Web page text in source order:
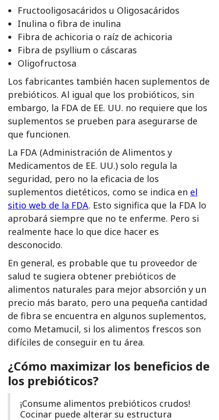
Fructooligosacáridos u Oligosacáridos
Inulina o fibra de inulina
Fibra de achicoria o raíz de achicoria
Fibra de psyllium o cáscaras
Oligofructosa
Los fabricantes también hacen suplementos de
prebióticos. Al igual que los probióticos, sin
embargo, la FDA de EE. UU. no requiere que los
suplementos se prueben para asegurarse de
que funcionen.
La FDA (Administración de Alimentos y
Medicamentos de EE. UU.) solo regula la
seguridad, pero no la eficacia de los
suplementos dietéticos, como se indica en el
sitio web de la FDA. Esto significa que la FDA lo
aprobará siempre que no te enferme. Pero si
realmente hace lo que dice hacer es
desconocido.
En general, es probable que tu proveedor de
salud te sugiera obtener prebióticos de
alimentos naturales para mejor absorción y un
precio más barato, pero una pequeña cantidad
de fibra se encuentra en algunos suplementos,
como Metamucil, si los alimentos frescos son
difíciles de conseguir en tu área.
¿Cómo maximizar los beneficios de
los prebióticos?
¡Consume alimentos prebióticos crudos!
Cocinar puede alterar su estructura